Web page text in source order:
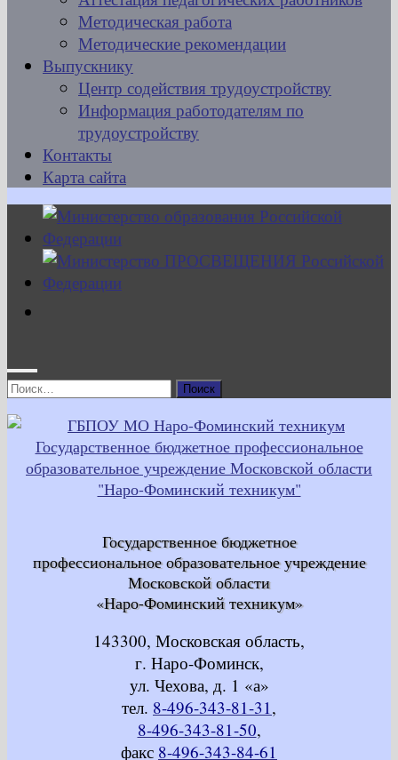
Методическая работа
Методические рекомендации
Выпускнику
Центр содействия трудоустройству
Информация работодателям по
трудоустройству
Контакты
Карта сайта
Найти:
Государственное бюджетное
профессиональное образовательное учреждение
Московской области
«Наро-Фоминский техникум»
143300, Московская область,
г. Наро-Фоминск,
ул. Чехова, д. 1 «а»
тел. 8-496-343-81-31,
8-496-343-81-50,
факс 8-496-343-84-61